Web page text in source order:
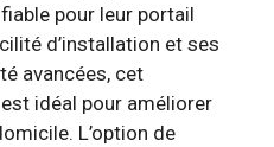
pour leur portail
d’installation et ses
avancées, cet
est idéal pour améliorer
L’option de